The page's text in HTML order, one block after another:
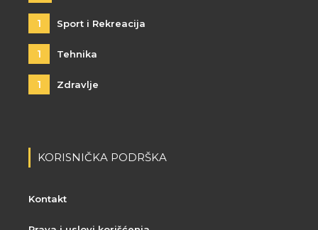
1 Sport i Rekreacija
1 Tehnika
1 Zdravlje
KORISNIČKA PODRŠKA
Kontakt